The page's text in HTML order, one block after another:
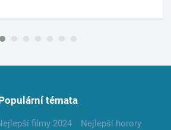
témata
filmy 2024
Nejlepší horory